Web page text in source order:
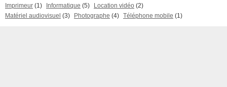
Imprimeur (1) Informatique (5) Location vidéo (2)
Matériel audiovisuel (3) Photographe (4) Téléphone mobile (1)